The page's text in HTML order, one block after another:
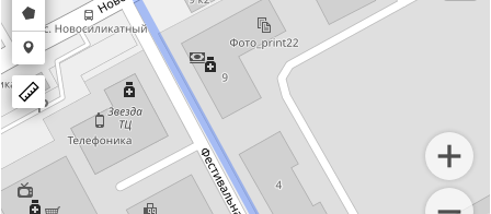
a
polyline
Draw
a
polygon
Draw
a
marker